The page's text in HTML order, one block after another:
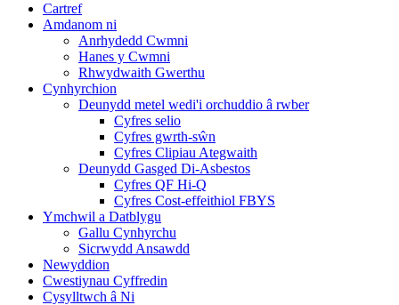
Cartref
Amdanom ni
Anrhydedd Cwmni
Hanes y Cwmni
Rhwydwaith Gwerthu
Cynhyrchion
Deunydd metel wedi'i orchuddio â rwber
Cyfres selio
Cyfres gwrth-sŵn
Cyfres Clipiau Ategwaith
Deunydd Gasged Di-Asbestos
Cyfres QF Hi-Q
Cyfres Cost-effeithiol FBYS
Ymchwil a Datblygu
Gallu Cynhyrchu
Sicrwydd Ansawdd
Newyddion
Cwestiynau Cyffredin
Cysylltwch â Ni